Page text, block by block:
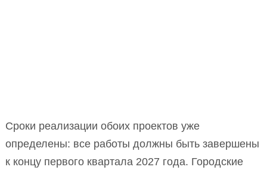
Сроки реализации обоих проектов уже
определены: все работы должны быть завершены
к концу первого квартала 2027 года. Городские